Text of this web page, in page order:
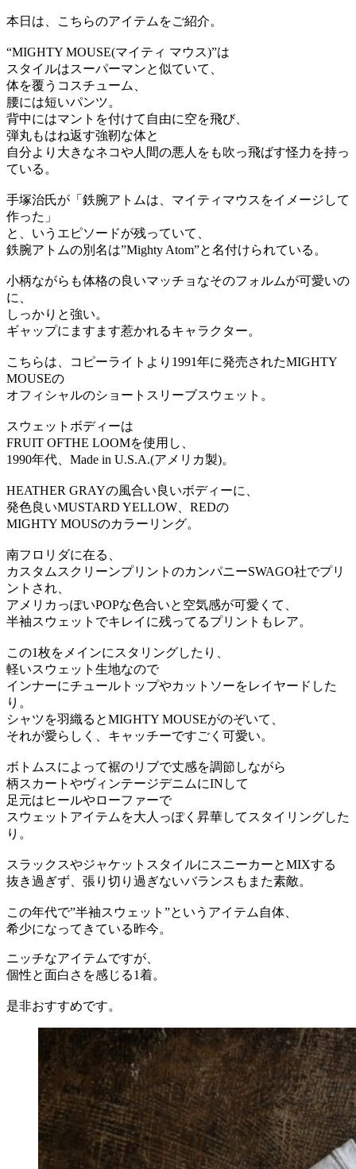
本日は、こちらのアイテムをご紹介。
“MIGHTY MOUSE(マイティ マウス)”は
スタイルはスーパーマンと似ていて、
体を覆うコスチューム、
腰には短いパンツ。
背中にはマントを付けて自由に空を飛び、
弾丸もはね返す強靭な体と
自分より大きなネコや人間の悪人をも吹っ飛ばす怪力を持っ
ている。
手塚治氏が「鉄腕アトムは、マイティマウスをイメージして
作った」
と、いうエピソードが残っていて、
鉄腕アトムの別名は”Mighty Atom”と名付けられている。
小柄ながらも体格の良いマッチョなそのフォルムが可愛いの
に、
しっかりと強い。
ギャップにますます惹かれるキャラクター。
こちらは、コピーライトより1991年に発売されたMIGHTY
MOUSEの
オフィシャルのショートスリーブスウェット。
スウェットボディーは
FRUIT OFTHE LOOMを使用し、
1990年代、Made in U.S.A.(アメリカ製)。
HEATHER GRAYの風合い良いボディーに、
発色良いMUSTARD YELLOW、REDの
MIGHTY MOUSのカラーリング。
南フロリダに在る、
カスタムスクリーンプリントのカンパニーSWAGO社でプリ
ントされ、
アメリカっぽいPOPな色合いと空気感が可愛くて、
半袖スウェットでキレイに残ってるプリントもレア。
この1枚をメインにスタリングしたり、
軽いスウェット生地なので
インナーにチュールトップやカットソーをレイヤードした
り。
シャツを羽織るとMIGHTY MOUSEがのぞいて、
それが愛らしく、キャッチーですごく可愛い。
ボトムスによって裾のリブで丈感を調節しながら
柄スカートやヴィンテージデニムにINして
足元はヒールやローファーで
スウェットアイテムを大人っぽく昇華してスタイリングした
り。
スラックスやジャケットスタイルにスニーカーとMIXする
抜き過ぎず、張り切り過ぎないバランスもまた素敵。
この年代で”半袖スウェット”というアイテム自体、
希少になってきている昨今。
ニッチなアイテムですが、
個性と面白さを感じる1着。
是非おすすめです。